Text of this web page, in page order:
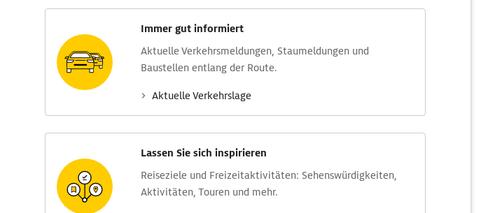
Immer gut informiert
Aktuelle Verkehrs­meldungen, Stau­meldungen und
Baustellen entlang der Route.
Aktuelle Verkehrs­lage
Lassen Sie sich inspirieren
Reise­ziele und Freizeit­aktivitäten: Sehens­würdig­keiten,
Aktivitäten, Touren und mehr.